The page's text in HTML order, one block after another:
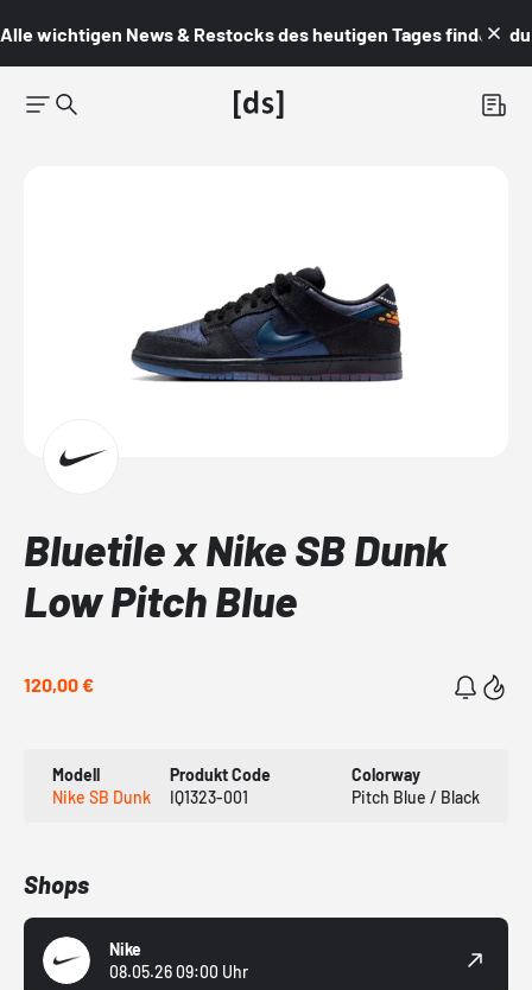
Alle wichtigen News & Restocks des heutigen Tages findest du
Bluetile x Nike SB Dunk
Low Pitch Blue
120,00 €
Modell
Nike SB Dunk
Produkt Code
IQ1323-001
Colorway
Pitch Blue / Black
Shops
Nike
08.05.26 09:00 Uhr